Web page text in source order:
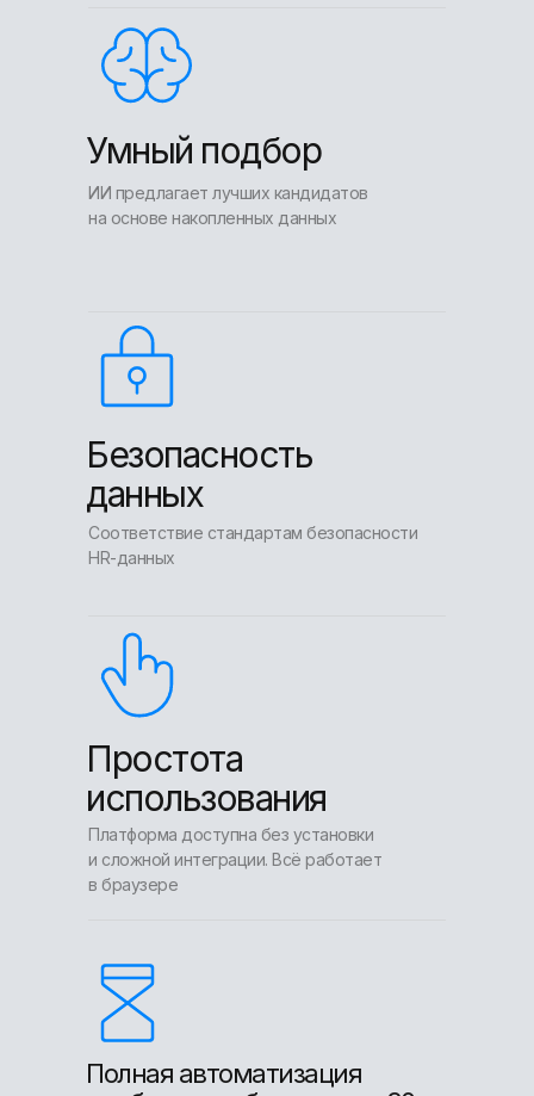
ИИ предлагает лучших кандидатов
на основе накопленных данных
Умный подбор
Соответствие стандартам безопасности
HR-данных
Безопасность
данных
Платформа доступна без установки
и сложной интеграции. Всё работает
в браузере
Простота
использования
Полная автоматизация